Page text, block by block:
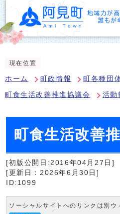
現在位置
ホーム 町政情報 町各種団
町食生活改善推進協議会 活動
町食生活改善
[初版公開日:2016年04月27日]
[更新日：2026年6月30日]
ID:1099
ソーシャルサイトへのリンクは別ウ